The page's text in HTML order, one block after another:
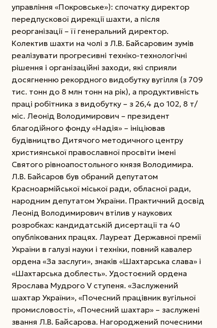
управління «Покровське»): спочатку директор
передпускової дирекції шахти, а після
реорганізації – її генеральний директор.
Колектив шахти на чолі з Л.В. Байсаровим зумів
реалізувати прогресивні техніко-технологічні
рішення і організаційні заходи, які сприяли
досягненню рекордного видобутку вугілля (з 709
тис. тонн до 8 млн тонн на рік), а продуктивність
праці робітника з видобутку – з 26,4 до 102, 8 т/
міс. Леонід Володимирович – президент
благодійного фонду «Надія» – ініціював
будівництво Дитячого методичного центру
християнської православної просвіти імені
Святого рівноапостольного князя Володимира.
Л.В. Байсаров був обраний депутатом
Красноармійської міської ради, обласної ради,
народним депутатом України. Практичний досвід
Леонід Володимирович втілив у наукових
розробках: кандидатській дисертації та 40
опублікованих працях. Лауреат Державної премії
України в галузі науки і техніки, повний кавалер
ордена «За заслуги», знаків «Шахтарська слава» і
«Шахтарська доблесть». Удостоєний ордена
Ярослава Мудрого V сту­пеня. «Заслужений
шахтар України», «Почесний працівник вугільної
промисловості», «Почесний шахтар» – заслужені
звання Л.В. Байсарова. Нагороджений почесними